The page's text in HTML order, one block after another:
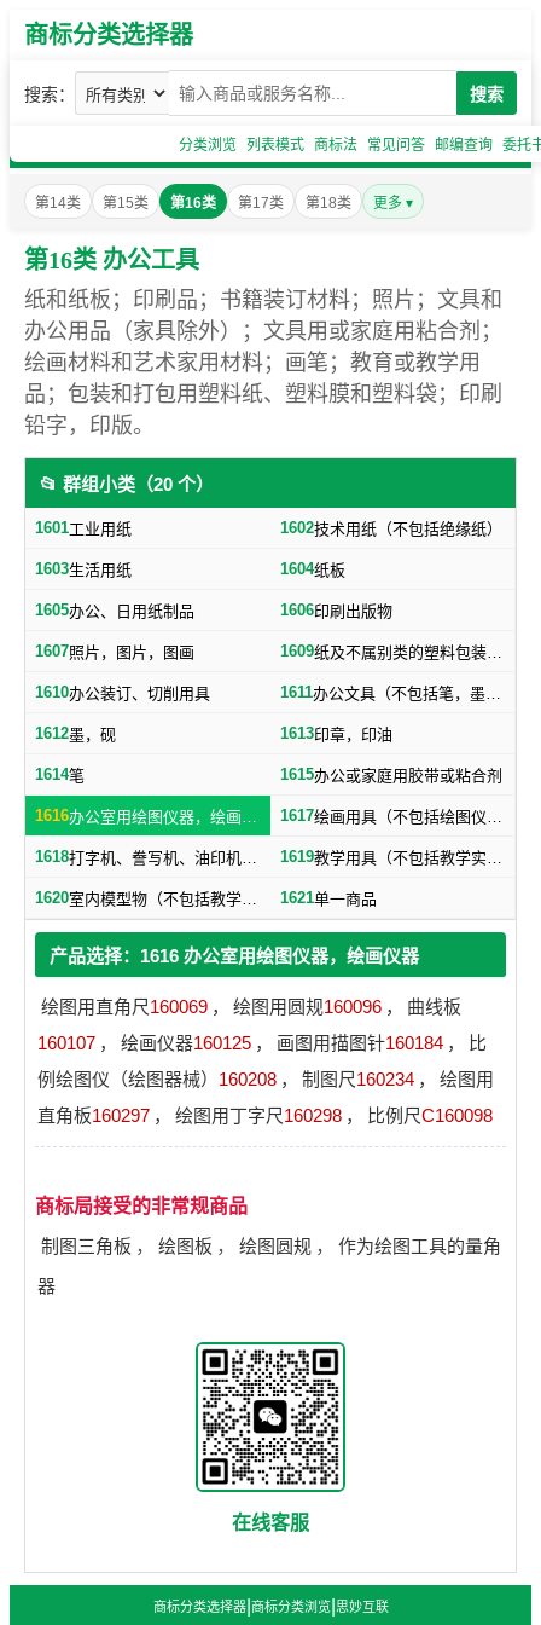
商标分类选择器
搜索： 搜索
分类浏览 列表模式 商标法 常见问答 邮编查询 委托
第14类 第15类 第16类 第17类 第18类 更多 ▾
第16类 办公工具
纸和纸板；印刷品；书籍装订材料；照片；文具和
办公用品（家具除外）；文具用或家庭用粘合剂；
绘画材料和艺术家用材料；画笔；教育或教学用
品；包装和打包用塑料纸、塑料膜和塑料袋；印刷
铅字，印版。
📂 群组小类（20 个）
1601工业用纸 1602技术用纸（不包括绝缘纸）
1603生活用纸 1604纸板
1605办公、日用纸制品 1606印刷出版物
1607照片，图片，图画 1609 纸及不属别类的塑料包装物品
1610办公装订、切削用具 1611 办公文具（不包括笔，墨，印，胶水）
1612墨，砚 1613印章，印油
1614笔 1615办公或家庭用胶带或粘合剂
1616 办公室用绘图仪器，绘画仪器 1617 绘画用具（不包括绘图仪器，笔）
1618 打字机、誊写机、油印机及其附件（包括印刷铅字、印版） 1619 教学用具（不包括教学实验用仪器）
1620 室内模型物（不包括教学用模型标本） 1621单一商品
产品选择：1616 办公室用绘图仪器，绘画仪器
绘图用直角尺160069 ， 绘图用圆规160096 ，
曲线板
160107 ， 绘画仪器160125 ， 画图用描图针160184 ，
比
例绘图仪（绘图器械） 160208 ， 制图尺160234 ，
绘图用
直角板160297 ， 绘图用丁字尺160298 ， 比例尺C160098
商标局接受的非常规商品
制图三角板 ， 绘图板 ， 绘图圆规 ，
作为绘图工具的量角
器
在线客服
商标分类选择器| 商标分类浏览| 思妙互联